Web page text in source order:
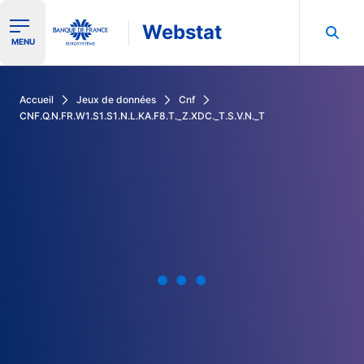
Ouvrir le menu de navigation
MENU Webstat
Accueil Jeux de données
Cnf
CNF.Q.N.FR.W1.S1.S1.N.L.KA.F8.T._Z.XDC._T.S.V.N._T